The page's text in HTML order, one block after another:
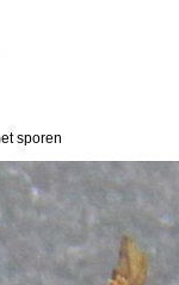
sporen